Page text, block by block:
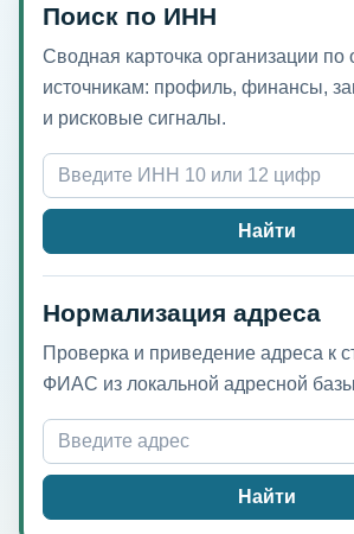
Поиск по ИНН
Сводная карточка организации по
источникам: профиль, финансы,
и рисковые сигналы.
Найти
Нормализация адреса
Проверка и приведение адреса к
ФИАС из локальной адресной
Найти